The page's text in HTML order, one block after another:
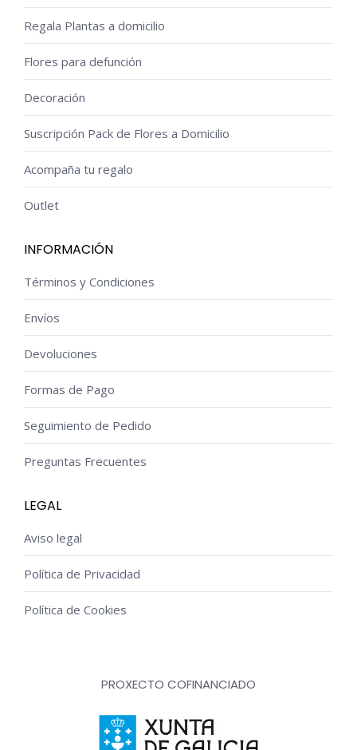
Regala Plantas a domicilio
Flores para defunción
Decoración
Suscripción Pack de Flores a Domicilio
Acompaña tu regalo
Outlet
INFORMACIÓN
Términos y Condiciones
Envíos
Devoluciones
Formas de Pago
Seguimiento de Pedido
Preguntas Frecuentes
LEGAL
Aviso legal
Política de Privacidad
Política de Cookies
PROXECTO COFINANCIADO